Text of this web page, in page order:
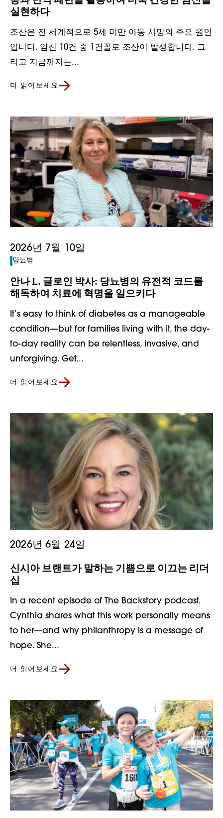
실현하다
조산은 전 세계적으로 5세 미만 아동 사망의 주요 원인
입니다. 임신 10건 중 1건꼴로 조산이 발생합니다. 그
리고 지금까지는...
더 읽어보세요
2026년 7월 10일
당뇨병
안나 L. 글로인 박사: 당뇨병의 유전적 코드를
해독하여 치료에 혁명을 일으키다
It’s easy to think of diabetes as a manageable
condition—but for families living with it, the day-
to-day reality can be relentless, invasive, and
unforgiving. Get...
더 읽어보세요
2026년 6월 24일
신시아 브랜트가 말하는 기쁨으로 이끄는 리더
십
In a recent episode of The Backstory podcast,
Cynthia shares what this work personally means
to her—and why philanthropy is a message of
hope. She...
더 읽어보세요